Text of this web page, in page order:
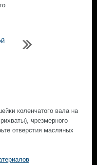
коленчатого вала на
чрезмерного
отверстия масляных